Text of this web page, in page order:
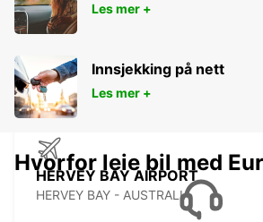
URANGAN - AUSTRALIA
HERVEY BAY AIRPORT
HERVEY BAY - AUSTRALIA
Les mer +
Innsjekking på nett
Les mer +
Hvorfor leie bil med